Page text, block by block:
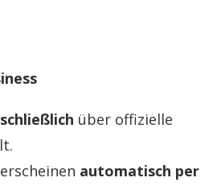
über offizielle
automatisch per